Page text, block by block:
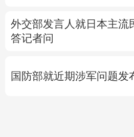
外交部发言人就日本主流
答记者问
国防部就近期涉军问题发